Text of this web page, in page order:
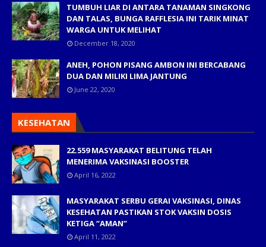
TUMBUH LIAR DI ANTARA TANAMAN SINGKONG
DAN TALAS, BUNGA RAFFLESIA INI TARIK MINAT
WARGA UNTUK MELIHAT
December 18, 2020
ANEH, POHON PISANG AMBON INI BERCABANG
DUA DAN MILIKI LIMA JANTUNG
June 22, 2020
KESEHATAN
22.559 MASYARAKAT BELITUNG TELAH
MENERIMA VAKSINASI BOOSTER
April 16, 2022
MASYARAKAT SERBU GERAI VAKSINASI, DINAS
KESEHATAN PASTIKAN STOK VAKSIN DOSIS
KETIGA “AMAN”
April 11, 2022